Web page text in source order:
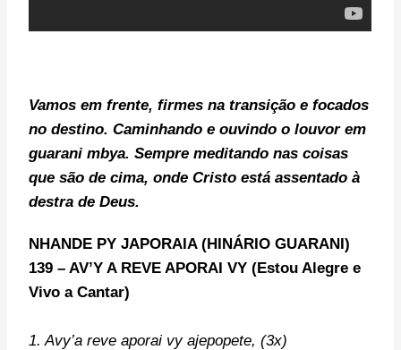
Vamos em frente, firmes na transição e focados
no destino. Caminhando e ouvindo o louvor em
guarani mbya. Sempre meditando nas coisas
que são de cima, onde Cristo está assentado à
destra de Deus.
NHANDE PY JAPORAIA (HINÁRIO GUARANI)
139– AV’Y A REVE APORAI VY (Estou Alegre e
Vivo a Cantar)
1. Avy’a reve aporai vy ajepopete, (3x)